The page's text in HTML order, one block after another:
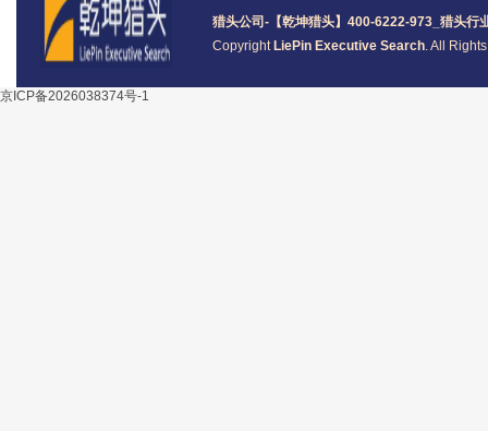
猎头公司 -【乾坤猎头】400-6222-973_ 猎头行
Copyright LiePin Executive Search. All
京ICP备2026038374号-1